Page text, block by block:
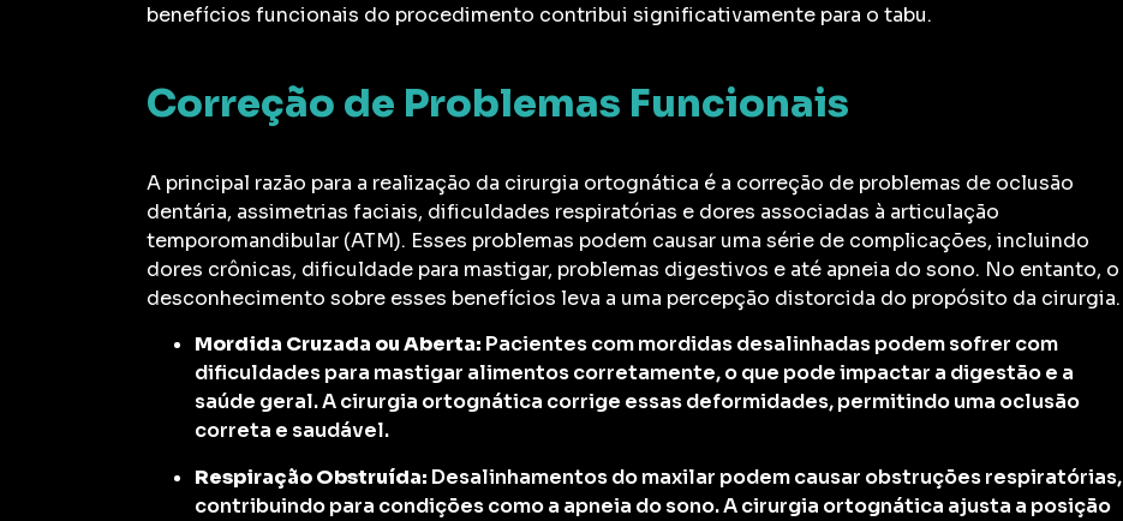
benefícios funcionais do procedimento contribui significativamente para o tabu.
Correção de Problemas Funcionais
A principal razão para a realização da cirurgia ortognática é a correção de problemas de oclusão
dentária, assimetrias faciais, dificuldades respiratórias e dores associadas à articulação
temporomandibular (ATM). Esses problemas podem causar uma série de complicações, incluindo
dores crônicas, dificuldade para mastigar, problemas digestivos e até apneia do sono. No entanto, o
desconhecimento sobre esses benefícios leva a uma percepção distorcida do propósito da cirurgia.
Mordida Cruzada ou Aberta: Pacientes com mordidas desalinhadas podem sofrer com
dificuldades para mastigar alimentos corretamente, o que pode impactar a digestão e a
saúde geral. A cirurgia ortognática corrige essas deformidades, permitindo uma oclusão
correta e saudável.
Respiração Obstruída: Desalinhamentos do maxilar podem causar obstruções respiratórias,
contribuindo para condições como a apneia do sono. A cirurgia ortognática ajusta a posição